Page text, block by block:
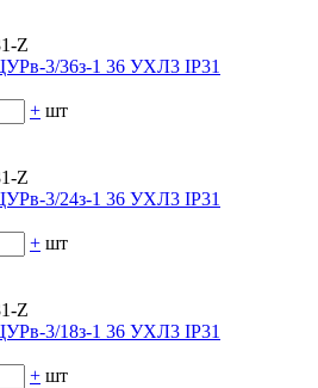
Z
3/36з-1 36 УХЛ3 IP31
+ шт
Z
3/24з-1 36 УХЛ3 IP31
+ шт
Z
3/18з-1 36 УХЛ3 IP31
+ шт